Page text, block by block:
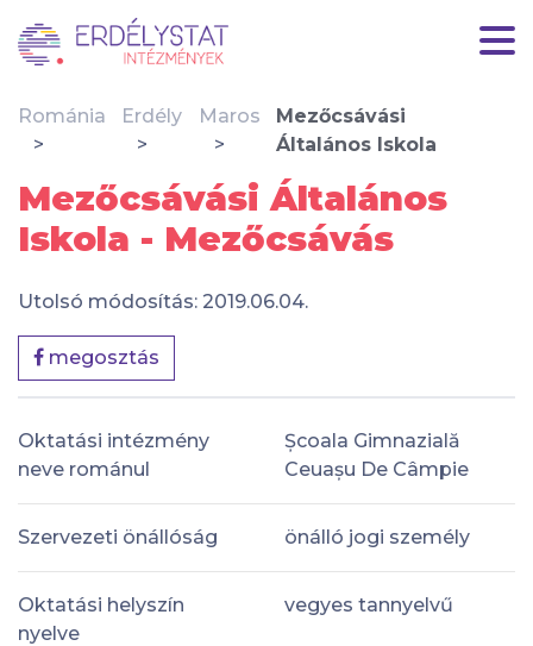
Románia Erdély Maros
Mezőcsávási
Általános Iskola
Mezőcsávási Általános
Iskola - Mezőcsávás
Utolsó módosítás: 2019.06.04.
megosztás
Oktatási intézmény
neve románul
Școala Gimnazială
Ceuașu De Câmpie
Szervezeti önállóság önálló jogi személy
Oktatási helyszín
nyelve
vegyes tannyelvű